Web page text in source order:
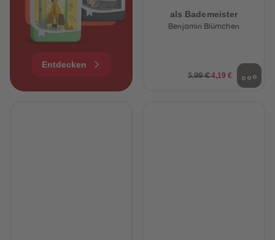
Entdecken
als Bademeister
Benjamin Blümchen
5,99 €4,19 €